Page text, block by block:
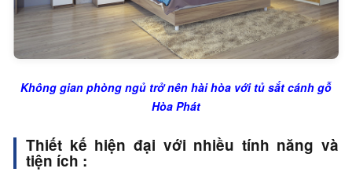
Không gian phòng ngủ trở nên hài hòa với tủ sắt cánh gỗ
Hòa Phát
Thiết kế hiện đại với nhiều tính năng và
tiện ích :